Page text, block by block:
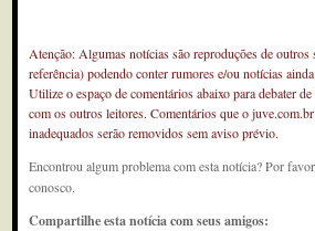
Atenção: Algumas notícias são reproduções de outros
referência) podendo conter rumores e/ou notícias
Utilize o espaço de comentários abaixo para debater
com os outros leitores. Comentários que o
inadequados serão removidos sem aviso prévio.
Encontrou algum problema com esta notícia? Por
conosco.
Compartilhe esta notícia com seus amigos: